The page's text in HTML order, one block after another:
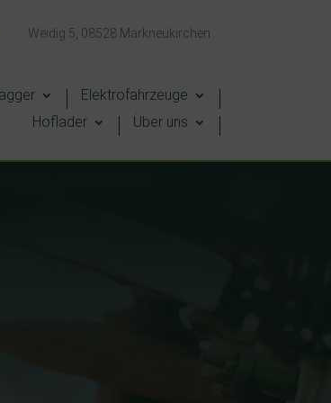
Weidig 5, 08528 Markneukirchen
Elektrofahrzeuge
Hoflader
Über uns